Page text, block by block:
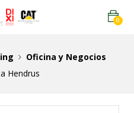
0
Oficina y Negocios
Hendrus